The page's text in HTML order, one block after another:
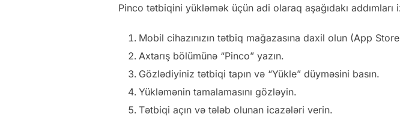
Pinco tətbiqini yükləmək üçün adi olaraq aşağıdakı addımları
Mobil cihazınızın tətbiq mağazasına daxil olun (App
Axtarış bölümünə “Pinco” yazın.
Gözlədiyiniz tətbiqi tapın və “Yükle” düyməsini basın.
Yükləmənin tamalamasını gözləyin.
Tətbiqi açın və tələb olunan icazələri verin.